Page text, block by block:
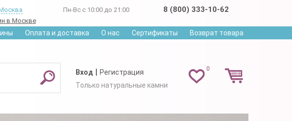
в Москве
Пн-Вс с 10:00 до 21:00 8 (800) 333-10-62
Оплата и доставка О нас Сертификаты Возврат товара
0
Вход | Регистрация
Только натуральные камни